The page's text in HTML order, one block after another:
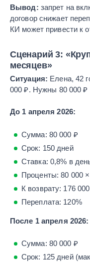
Вывод: запрет на
договор снижает
КИ может привести к
Сценарий 3:
месяцев»
Ситуация: Елена, 42
000 ₽. Нужны 80 000 ₽
До 1 апреля 2026:
Сумма: 80 000 ₽
Срок: 150 дней
Ставка: 0,8% в
Проценты: 80 000
К возврату: 176
Переплата: 120%
После 1 апреля 2026:
Сумма: 80 000 ₽
Срок: 125 дней